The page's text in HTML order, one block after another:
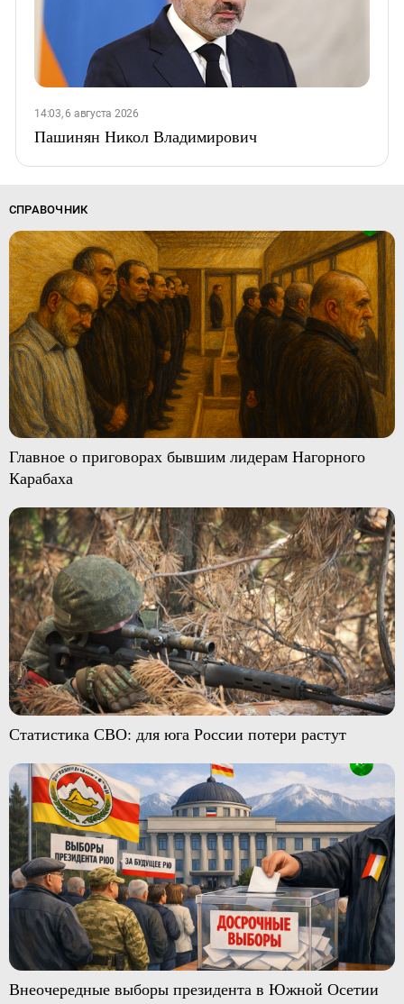
14:03, 6 августа 2026
Пашинян Никол Владимирович
СПРАВОЧНИК
Главное о приговорах бывшим лидерам Нагорного
Карабаха
Статистика СВО: для юга России потери растут
Внеочередные выборы президента в Южной Осетии